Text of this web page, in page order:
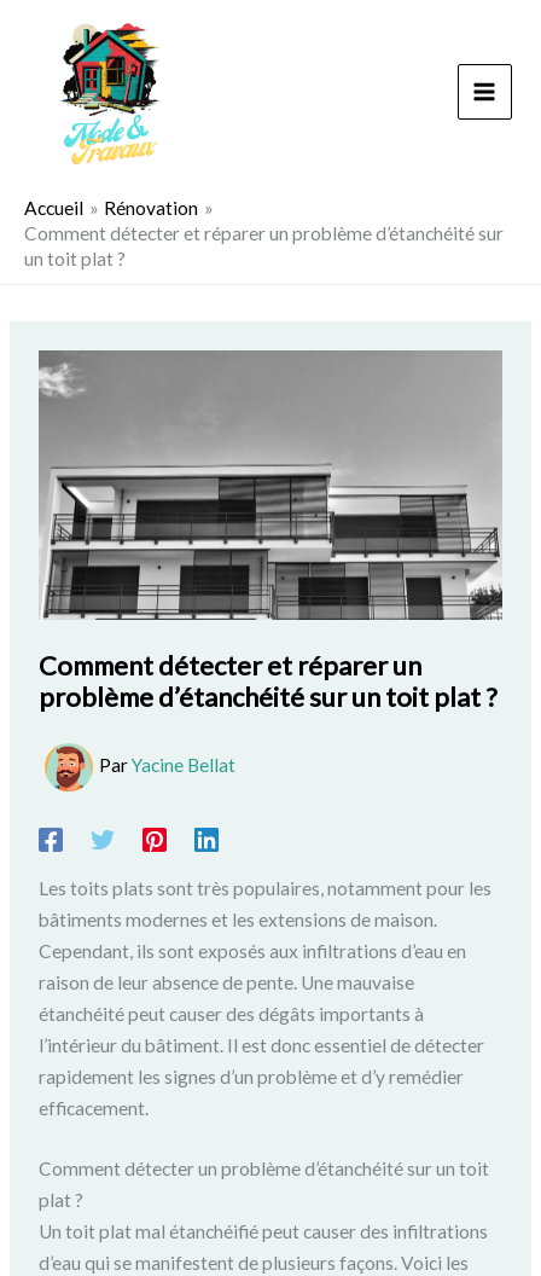
Accueil
Rénovation
Comment détecter et réparer un problème d’étanchéité sur
un toit plat ?
Comment détecter et réparer un
problème d’étanchéité sur un toit plat ?
ParYacine Bellat
Les toits plats sont très populaires, notamment pour les
bâtiments modernes et les extensions de maison.
Cependant, ils sont exposés aux infiltrations d’eau en
raison de leur absence de pente. Une mauvaise
étanchéité peut causer des dégâts importants à
l’intérieur du bâtiment. Il est donc essentiel de détecter
rapidement les signes d’un problème et d’y remédier
efficacement.
Comment détecter un problème d’étanchéité sur un toit
plat ?
Un toit plat mal étanchéifié peut causer des infiltrations
d’eau qui se manifestent de plusieurs façons. Voici les